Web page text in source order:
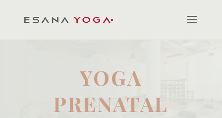
YOGA
PRENATAL